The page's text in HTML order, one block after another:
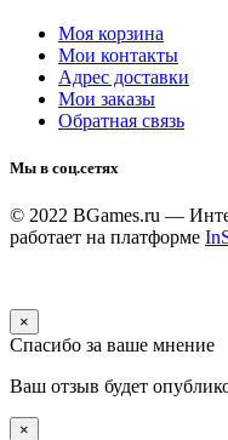
Моя корзина
Мои контакты
Адрес доставки
Мои заказы
Обратная связь
Мы в соц.сетях
© 2022 BGames.ru —
работает на платформе
×
Спасибо за ваше мнение
Ваш отзыв будет
×